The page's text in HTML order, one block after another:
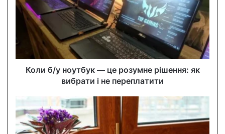
m
a
d
s
s
Коли б/у ноутбук — це розумне рішення: як
вибрати і не переплатити